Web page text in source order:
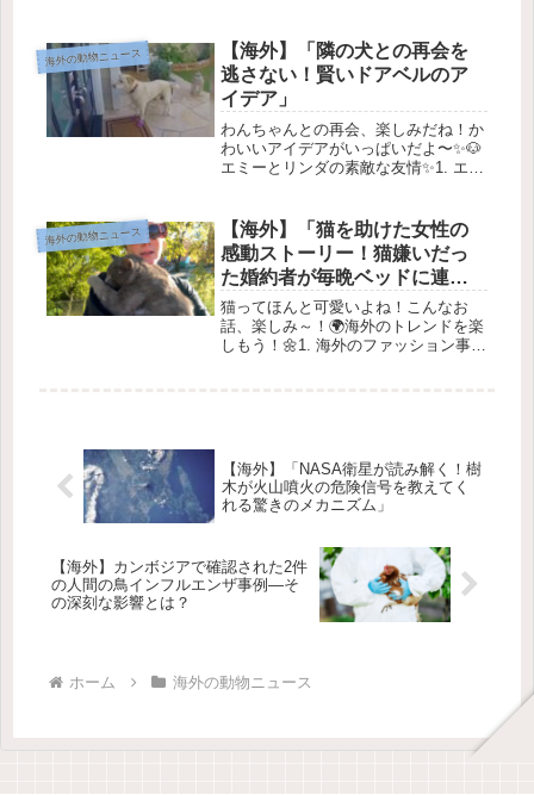
ウモリの救出活動をしているCJさん
のお話を紹介するね。CJさんはタウ...
海外の動物ニュース
【海外】「隣の犬との再会を
逃さない！賢いドアベルのア
イデア」
わんちゃんとの再会、楽しみだね！か
わいいアイデアがいっぱいだよ〜✨🐶
エミーとリンダの素敵な友情✨1. エミ
よね！🐾 その友達が、黄色いラブラ
ドール・レトリーバーのエミー。彼...
海外の動物ニュース
【海外】「猫を助けた女性の
感動ストーリー！猫嫌いだっ
た婚約者が毎晩ベッドに連れ
て行く理由とは？」
猫ってほんと可愛いよね！こんなお
話、楽しみ～！🌍海外のトレンドを楽
しもう！🌼1. 海外のファッション事情
【海外】「NASA衛星が読み解く！樹
木が火山噴火の危険信号を教えてく
れる驚きのメカニズム」
【海外】カンボジアで確認された2件
の人間の鳥インフルエンザ事例—そ
の深刻な影響とは？
ホーム 海外の動物ニュース